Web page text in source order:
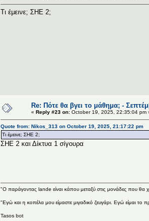
Τι έμεινε; ΣΗΕ 2;
Re: Πότε θα βγει το μάθημα; -
« Reply #23 on: October 19, 2025, 22:35:04 pm
Quote from: Nikos_313 on October 19, 2025, 21:17:22 pm
Τι έμεινε; ΣΗΕ 2;
ΣΗΕ 2 και Δίκτυα 1 σίγουρα
"Ο παράγοντας lande είναι κάπου μεταξύ στις μονάδες που
"Εγώ και η κοπέλα μου είμαστε μιγαδικό ζευγάρι. Εγώ είμαι το
Tasos bot